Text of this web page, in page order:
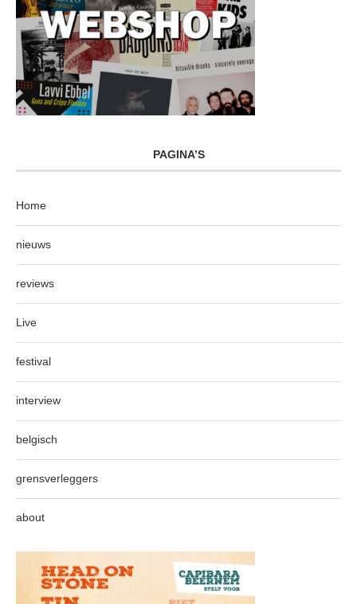
PAGINA’S
Home
nieuws
reviews
Live
festival
interview
belgisch
grensverleggers
about